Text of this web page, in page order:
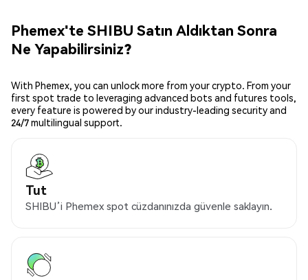
Phemex'te SHIBU Satın Aldıktan Sonra
Ne Yapabilirsiniz?
With Phemex, you can unlock more from your crypto. From your
first spot trade to leveraging advanced bots and futures tools,
every feature is powered by our industry-leading security and
24/7 multilingual support.
Tut
SHIBU’i Phemex spot cüzdanınızda güvenle saklayın.